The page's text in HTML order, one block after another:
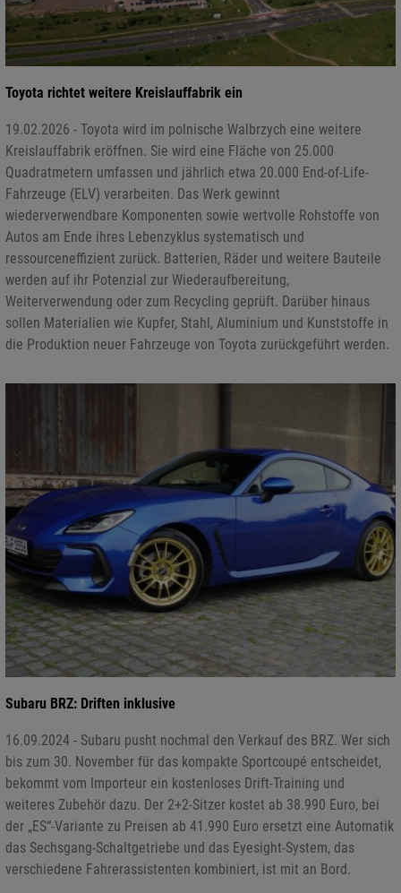
Toyota richtet weitere Kreislauffabrik ein
19.02.2026 - Toyota wird im polnische Walbrzych eine weitere
Kreislauffabrik eröffnen. Sie wird eine Fläche von 25.000
Quadratmetern umfassen und jährlich etwa 20.000 End-of-Life-
Fahrzeuge (ELV) verarbeiten. Das Werk gewinnt
wiederverwendbare Komponenten sowie wertvolle Rohstoffe von
Autos am Ende ihres Lebenzyklus systematisch und
ressourceneffizient zurück. Batterien, Räder und weitere Bauteile
werden auf ihr Potenzial zur Wiederaufbereitung,
Weiterverwendung oder zum Recycling geprüft. Darüber hinaus
sollen Materialien wie Kupfer, Stahl, Aluminium und Kunststoffe in
die Produktion neuer Fahrzeuge von Toyota zurückgeführt werden.
Subaru BRZ: Driften inklusive
16.09.2024 - Subaru pusht nochmal den Verkauf des BRZ. Wer sich
bis zum 30. November für das kompakte Sportcoupé entscheidet,
bekommt vom Importeur ein kostenloses Drift-Training und
weiteres Zubehör dazu. Der 2+2-Sitzer kostet ab 38.990 Euro, bei
der „ES“-Variante zu Preisen ab 41.990 Euro ersetzt eine Automatik
das Sechsgang-Schaltgetriebe und das Eyesight-System, das
verschiedene Fahrerassistenten kombiniert, ist mit an Bord.